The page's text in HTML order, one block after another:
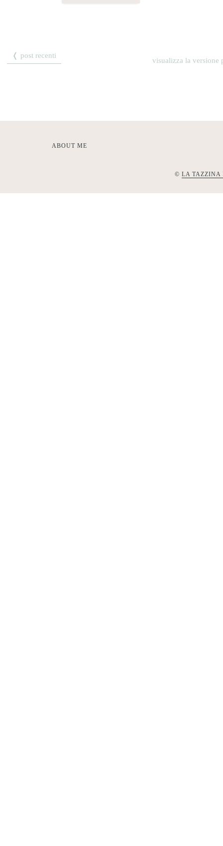
❬ post recenti
visualizza la versione
ABOUT ME
© LA TAZZINA